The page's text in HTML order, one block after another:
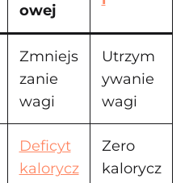
owej
Zmniejs
zanie
wagi
Utrzym
ywanie
wagi
Deficyt
kalorycz
Zero
kalorycz